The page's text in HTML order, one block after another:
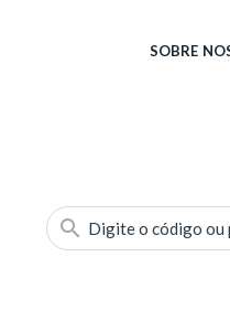
SOBRE
Digite o código ou